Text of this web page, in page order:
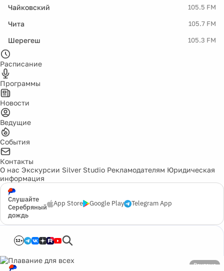
Чайковский 105.5 FM
Чита 105.7 FM
Шерегеш 105.3 FM
Расписание
Программы
Новости
Ведущие
События
Контакты
О нас Экскурсии Silver Studio Рекламодателям Юридическая
информация
Слушайте
Серебряный
дождь
App Store Google Play Telegram App
12+
Реклама